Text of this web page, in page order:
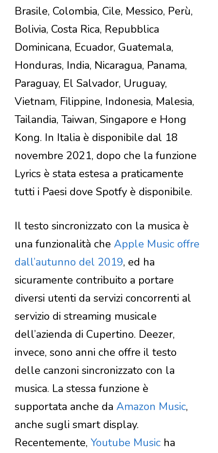
Brasile, Colombia, Cile, Messico, Perù,
Bolivia, Costa Rica, Repubblica
Dominicana, Ecuador, Guatemala,
Honduras, India, Nicaragua, Panama,
Paraguay, El Salvador, Uruguay,
Vietnam, Filippine, Indonesia, Malesia,
Tailandia, Taiwan, Singapore e Hong
Kong. In Italia è disponibile dal 18
novembre 2021, dopo che la funzione
Lyrics è stata estesa a praticamente
tutti i Paesi dove Spotfy è disponibile.
Il testo sincronizzato con la musica è
una funzionalità che Apple Music offre
dall’autunno del 2019, ed ha
sicuramente contribuito a portare
diversi utenti da servizi concorrenti al
servizio di streaming musicale
dell’azienda di Cupertino. Deezer,
invece, sono anni che offre il testo
delle canzoni sincronizzato con la
musica. La stessa funzione è
supportata anche da Amazon Music,
anche sugli smart display.
Recentemente, Youtube Music ha